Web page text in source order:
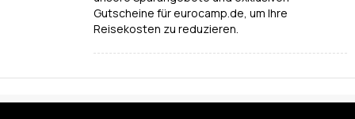
Gutscheine für eurocamp.de, um Ihre
Reisekosten zu reduzieren.